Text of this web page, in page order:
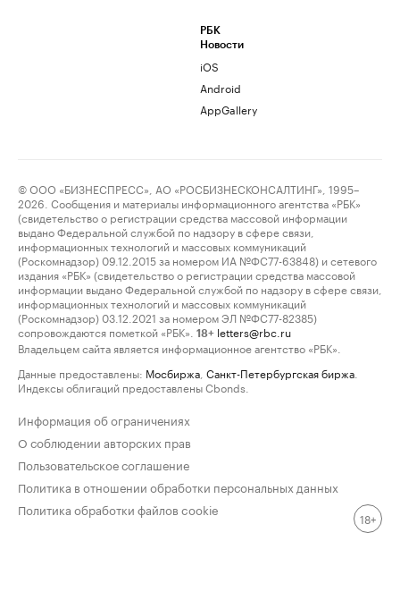
РБК
Новости
iOS
Android
AppGallery
© ООО «БИЗНЕСПРЕСС», АО «РОСБИЗНЕСКОНСАЛТИНГ», 1995–
2026. Сообщения и материалы информационного агентства «РБК»
(свидетельство о регистрации средства массовой информации
выдано Федеральной службой по надзору в сфере связи,
информационных технологий и массовых коммуникаций
(Роскомнадзор) 09.12.2015 за номером ИА №ФС77-63848) и сетевого
издания «РБК» (свидетельство о регистрации средства массовой
информации выдано Федеральной службой по надзору в сфере связи,
информационных технологий и массовых коммуникаций
(Роскомнадзор) 03.12.2021 за номером ЭЛ №ФС77-82385)
сопровождаются пометкой «РБК».
18+ letters@rbc.ru
Владельцем сайта является информационное агентство «РБК».
Данные предоставлены: Мосбиржа Санкт-Петербургская биржа
Индексы облигаций предоставлены Cbonds.
Информация об ограничениях
О соблюдении авторских прав
Пользовательское соглашение
Политика в отношении обработки персональных данных
Политика обработки файлов cookie
18+